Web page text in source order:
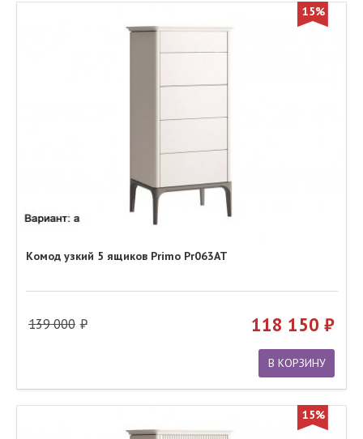
15%
Комод узкий 5 ящиков Primo Pr063AT
139 000 118 150
В КОРЗИНУ
15%